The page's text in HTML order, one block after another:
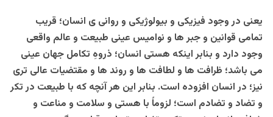
یعنی در وجود فیزیکی و بیولوژیکی و روانی ی انسان؛ قریب
تمامی قوانین و جبر ها و نوامیس عینی طبیعت و عالم واقعی
وجود دارد و بنابر اینکه هستی انسان؛ ذروهِ تکامل جهان عینی
می باشد؛ ظرافت ها و لطافت ها و روند ها و مقتضیات عالی تری
نیز؛ در انسان افزوده است. بنابر این هر آنچه که با طبیعت در تکر
و تضاد و تضادم است؛ لزوماً با هستی و سلامت و مناعت و